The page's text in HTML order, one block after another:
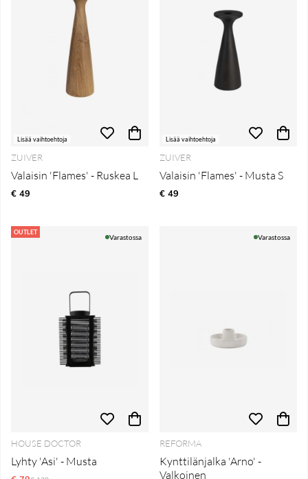
Lisää vaihtoehtoja
ZUIVER
Valaisin 'Flames' - Ruskea L
€ 49
Lisää vaihtoehtoja
ZUIVER
Valaisin 'Flames' - Musta S
€ 49
OUTLET
Varastossa
HOUSE DOCTOR
Lyhty 'Asi' - Musta
Varastossa
REFORMA
Kynttilänjalka 'Arno' -
Valkoinen